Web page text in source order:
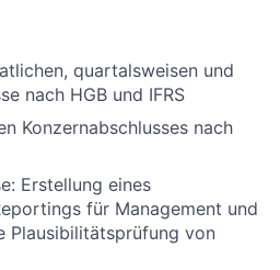
quartalsweisen und
nach HGB und IFRS
Konzernabschlusses nach
Erstellung eines
für Management und
Plausibilitätsprüfung von